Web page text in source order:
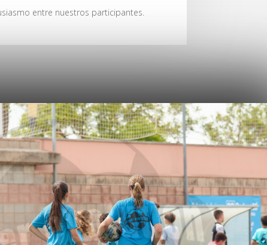
entre nuestros participantes.